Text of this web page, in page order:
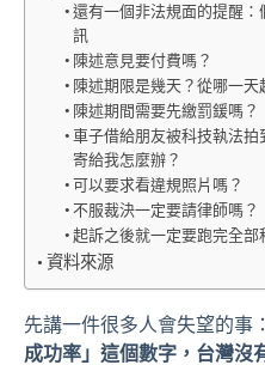
還有一個非法規面的提醒：
訊
陳述意見要付費嗎？
陳述期限是幾天？從哪一天
陳述期間需要先繳罰鍰嗎？
車子借給朋友被科技執法拍
寄給我怎麼辦？
可以要求看違規照片嗎？
不服裁決一定要請律師嗎？
起訴之後就一定要跑完全部
資料來源
先講一件很多人會失望的事：
成功率」這個數字，台灣沒